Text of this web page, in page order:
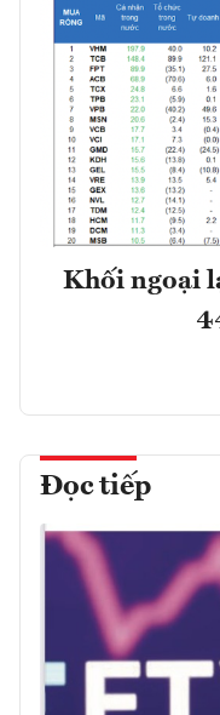
Khối ngoại
Đọc tiếp